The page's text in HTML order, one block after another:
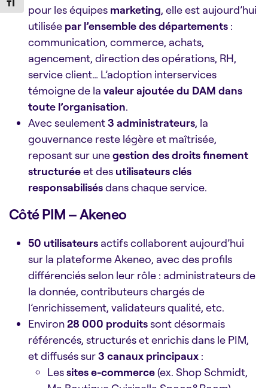
Toggle Font size
pour les équipes marketing, elle est aujourd’hui
utilisée par l’ensemble des départements :
communication, commerce, achats,
agencement, direction des opérations, RH,
service client… L’adoption interservices
témoigne de la valeur ajoutée du DAM dans
toute l’organisation.
Avec seulement3 administrateurs, la
gouvernance reste légère et maîtrisée,
reposant sur unegestion des droits finement
structuréeet des utilisateurs clés
responsabilisésdans chaque service.
Côté PIM – Akeneo
50 utilisateurs actifs collaborent aujourd’hui
sur la plateforme Akeneo, avec des profils
différenciés selon leur rôle : administrateurs de
la donnée, contributeurs chargés de
l’enrichissement, validateurs qualité, etc.
Environ28 000 produitssont désormais
référencés, structurés et enrichis dans le PIM,
et diffusés sur3 canaux principaux :
Lessites e-commerce(ex. Shop Schmidt,